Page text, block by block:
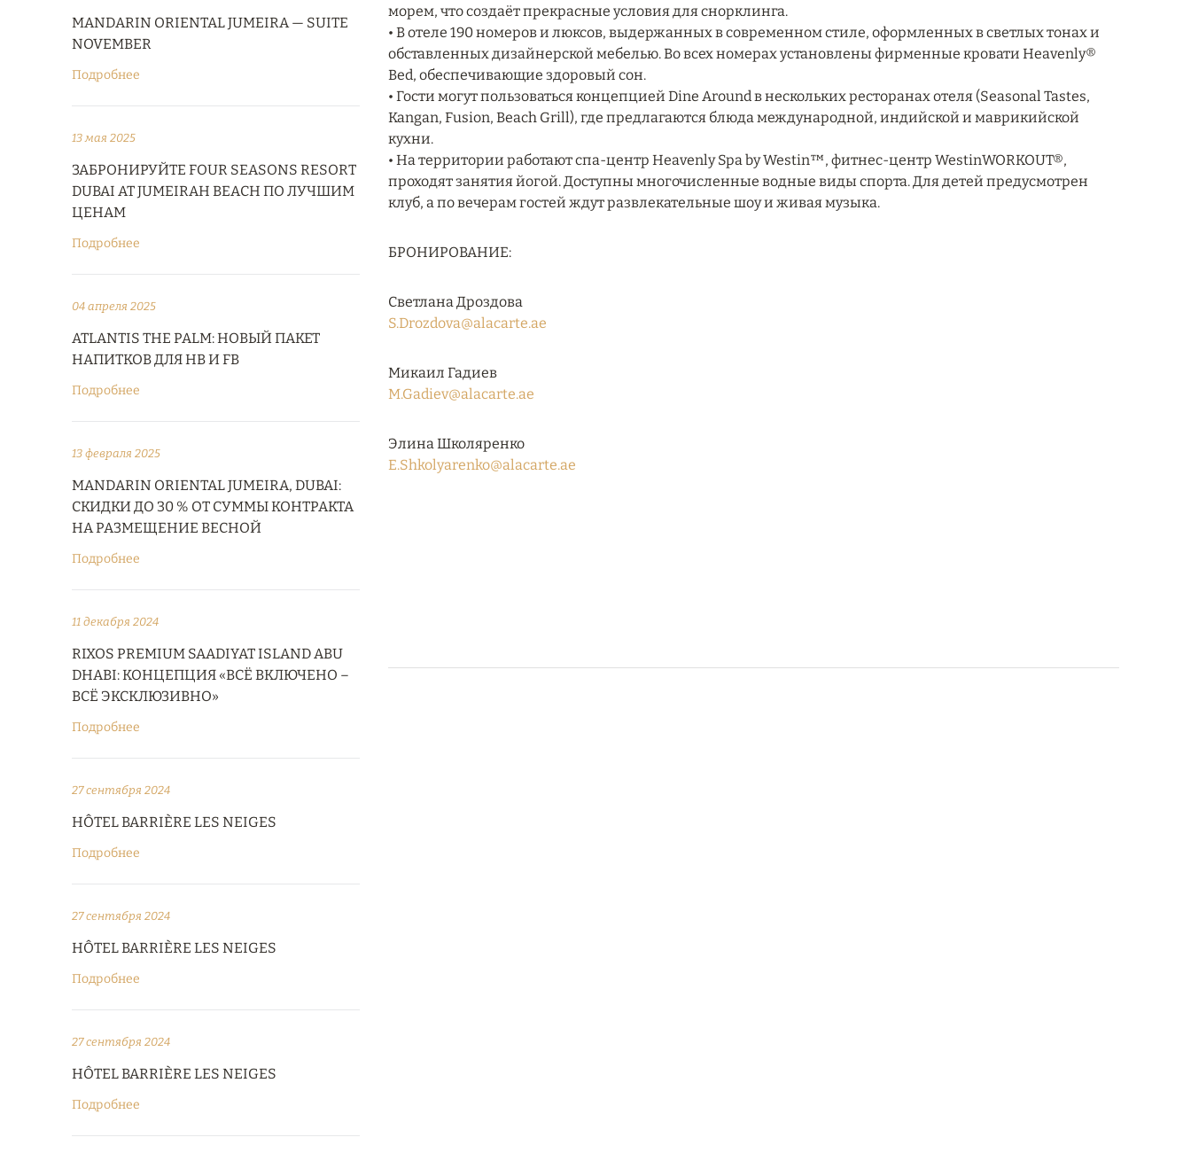
MANDARIN ORIENTAL JUMEIRA — SUITE
NOVEMBER
Подробнее
13 мая 2025
ЗАБРОНИРУЙТЕ FOUR SEASONS RESORT
DUBAI AT JUMEIRAH BEACH ПО ЛУЧШИМ
ЦЕНАМ
Подробнее
04 апреля 2025
ATLANTIS THE PALM: НОВЫЙ ПАКЕТ
НАПИТКОВ ДЛЯ HB И FB
Подробнее
13 февраля 2025
MANDARIN ORIENTAL JUMEIRA, DUBAI:
СКИДКИ ДО 30 % ОТ СУММЫ КОНТРАКТА
НА РАЗМЕЩЕНИЕ ВЕСНОЙ
Подробнее
11 декабря 2024
RIXOS PREMIUM SAADIYAT ISLAND ABU
DHABI: КОНЦЕПЦИЯ «ВСЁ ВКЛЮЧЕНО –
ВСЁ ЭКСКЛЮЗИВНО»
Подробнее
27 сентября 2024
HÔTEL BARRIÈRE LES NEIGES
Подробнее
27 сентября 2024
HÔTEL BARRIÈRE LES NEIGES
Подробнее
27 сентября 2024
HÔTEL BARRIÈRE LES NEIGES
Подробнее
морем, что создаёт прекрасные условия для снорклинга.
• В отеле 190 номеров и люксов, выдержанных в современном стиле, оформленных в светлых тонах и
обставленных дизайнерской мебелью. Во всех номерах установлены фирменные кровати Heavenly®
Bed, обеспечивающие здоровый сон.
• Гости могут пользоваться концепцией Dine Around в нескольких ресторанах отеля (Seasonal Tastes,
Kangan, Fusion, Beach Grill), где предлагаются блюда международной, индийской и маврикийской
кухни.
• На территории работают спа-центр Heavenly Spa by Westin™, фитнес-центр WestinWORKOUT®,
проходят занятия йогой. Доступны многочисленные водные виды спорта. Для детей предусмотрен
клуб, а по вечерам гостей ждут развлекательные шоу и живая музыка.
БРОНИРОВАНИЕ:
Светлана Дроздова
S.Drozdova@alacarte.ae
Микаил Гадиев
M.Gadiev@alacarte.ae
Элина Школяренко
E.Shkolyarenko@alacarte.ae